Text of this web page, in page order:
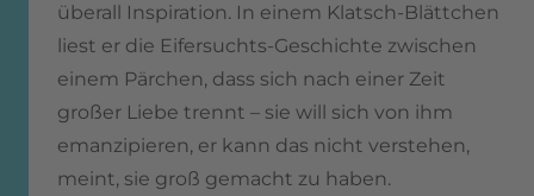
überall Inspiration. In einem Klatsch-Blättchen
liest er die Eifersuchts-Geschichte zwischen
einem Pärchen, dass sich nach einer Zeit
großer Liebe trennt – sie will sich von ihm
emanzipieren, er kann das nicht verstehen,
meint, sie groß gemacht zu haben.